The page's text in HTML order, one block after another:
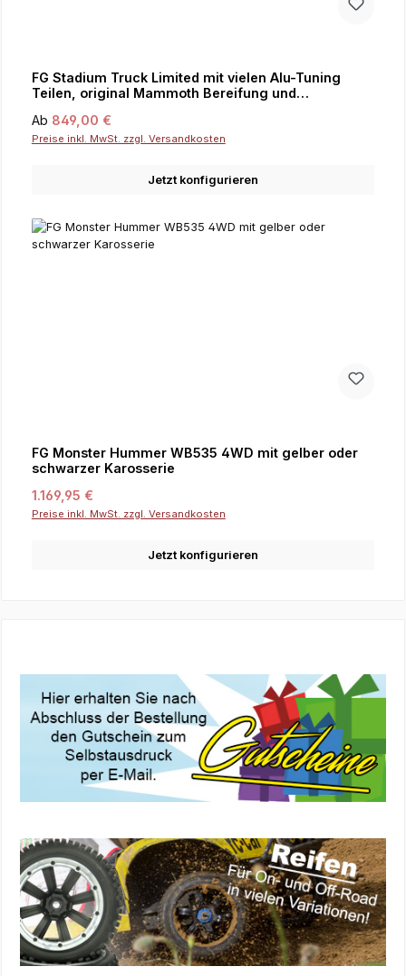
FG Stadium Truck Limited mit vielen Alu-Tuning
Teilen, original Mammoth Bereifung und
Regulärer Preis:
Ab 849,00 €
Preise inkl. MwSt. zzgl. Versandkosten
Jetzt konfigurieren
FG Monster Hummer WB535 4WD mit gelber oder
schwarzer Karosserie
Regulärer Preis:
1.169,95 €
Preise inkl. MwSt. zzgl. Versandkosten
Jetzt konfigurieren